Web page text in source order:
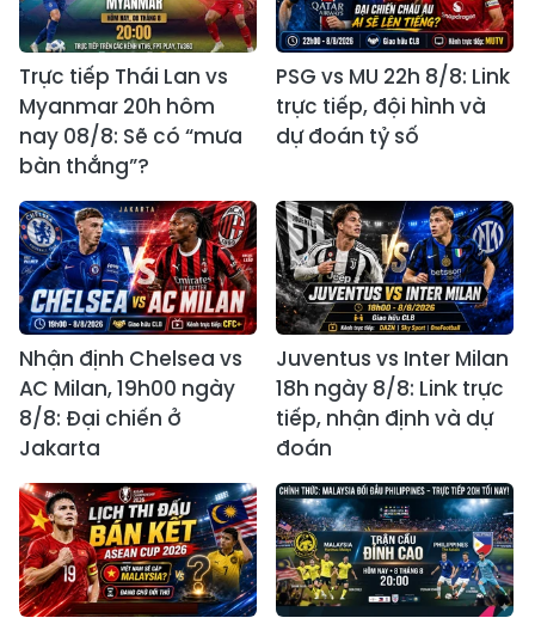
Trực tiếp Thái Lan vs
Myanmar 20h hôm
nay 08/8: Sẽ có “mưa
bàn thắng”?
PSG vs MU 22h 8/8: Link
trực tiếp, đội hình và
dự đoán tỷ số
Nhận định Chelsea vs
AC Milan, 19h00 ngày
8/8: Đại chiến ở
Jakarta
Juventus vs Inter Milan
18h ngày 8/8: Link trực
tiếp, nhận định và dự
đoán